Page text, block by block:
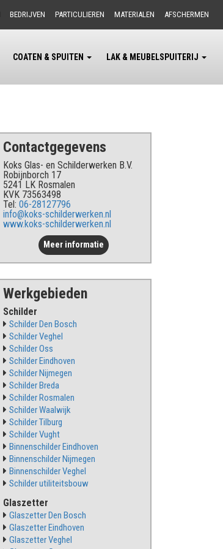
BEDRIJVEN PARTICULIEREN MATERIALEN AFSCHERMEN
COATEN & SPUITEN LAK & MEUBELSPUITERIJ
Contactgegevens
Koks Glas- en Schilderwerken B.V.
Robijnborch 17
5241 LK Rosmalen
KVK 73563498
Tel: 06-28127796
info@koks-schilderwerken.nl
www.koks-schilderwerken.nl
Meer informatie
Werkgebieden
Schilder
Schilder Den Bosch
Schilder Veghel
Schilder Oss
Schilder Eindhoven
Schilder Nijmegen
Schilder Breda
Schilder Rosmalen
Schilder Waalwijk
Schilder Tilburg
Schilder Vught
Binnenschilder Eindhoven
Binnenschilder Nijmegen
Binnenschilder Veghel
Schilder utiliteitsbouw
Glaszetter
Glaszetter Den Bosch
Glaszetter Eindhoven
Glaszetter Veghel